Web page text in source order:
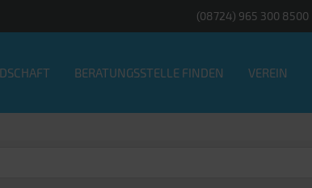
(08724) 965 300 8500
BERATUNGSSTELLE FINDEN VEREIN